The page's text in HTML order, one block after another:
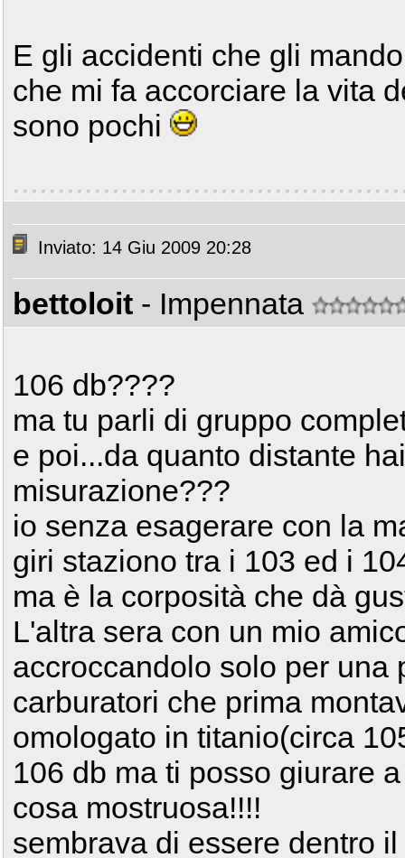
E gli accidenti che gli
che mi fa accorciare la vita
sono pochi
Inviato: 14 Giu 2009 20:28
bettoloit - Impennata
106 db????
ma tu parli di gruppo
e poi...da quanto distante
misurazione???
io senza esagerare con la
giri staziono tra i 103 ed i
ma è la corposità che dà
L'altra sera con un mio
accroccandolo solo per una
carburatori che prima
omologato in titanio(circa
106 db ma ti posso giurare
cosa mostruosa!!!!
sembrava di essere dentro